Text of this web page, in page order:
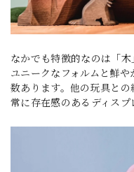
なかでも特徴的なのは「
ユニークなフォルムと鮮
数あります。他の玩具と
常に存在感のあるディスプ